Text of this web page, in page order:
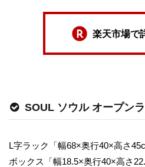
楽天市場で
SOUL ソウル オープン
L字ラック「幅68×奥行40×高さ
ボックス「幅18.5×奥行40×高さ